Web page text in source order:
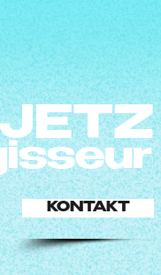
KONTAKT